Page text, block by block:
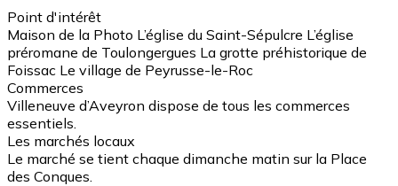
Point d'intérêt
Maison de la Photo L’église du Saint-Sépulcre L’église
préromane de Toulongergues La grotte préhistorique de
Foissac Le village de Peyrusse-le-Roc
Commerces
Villeneuve d’Aveyron dispose de tous les commerces
essentiels.
Les marchés locaux
Le marché se tient chaque dimanche matin sur la Place
des Conques.